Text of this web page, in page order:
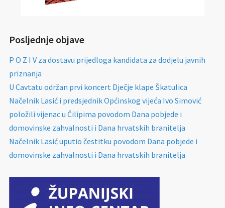
Posljednje objave
P O Z I V za dostavu prijedloga kandidata za dodjelu javnih
priznanja
U Cavtatu održan prvi koncert Dječje klape Škatulica
Načelnik Lasić i predsjednik Općinskog vijeća Ivo Simović
položili vijenac u Čilipima povodom Dana pobjede i
domovinske zahvalnosti i Dana hrvatskih branitelja
Načelnik Lasić uputio čestitku povodom Dana pobjede i
domovinske zahvalnosti i Dana hrvatskih branitelja